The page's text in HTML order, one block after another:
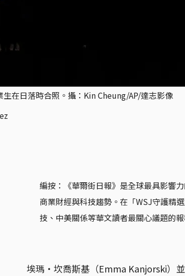
在日落時合照。攝：Kin Cheung/AP/達志影像
編按：《華爾街日報》是全球最具影響
商業財經與科技趨勢。在「WSJ守護精
技、中美關係等華文讀者最關心議題的
埃瑪・坎喬斯基（Emma Kanjorski）